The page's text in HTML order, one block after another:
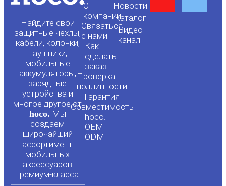
Найдите свои
защитные чехлы,
кабели, колонки,
наушники,
мобильные
аккумуляторы,
зарядные
устройства и
многое другое от
hoco. Мы
создаем
широчайший
ассортимент
мобильных
аксессуаров
премиум-класса.
О
компании
Связаться
с нами
Как
сделать
заказ
Проверка
подлинности
Гарантия
Совместимость
hoco.
OEM |
ODM
Новости
Каталог
Видео
канал